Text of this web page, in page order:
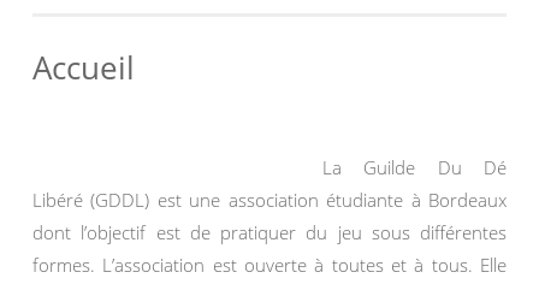
Accueil
La Guilde Du Dé
Libéré (GDDL) est une association étudiante à Bordeaux
dont l’objectif est de pratiquer du jeu sous différentes
formes. L’association est ouverte à toutes et à tous. Elle